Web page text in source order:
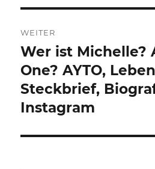
WEITER
Nächster
Beitrag:
Wer ist Michelle?
One? AYTO,
Steckbrief,
Instagram